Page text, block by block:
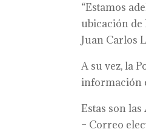
“Estamos
ubicación de
Juan Carlos
A su vez, la
información
Estas son las
– Correo